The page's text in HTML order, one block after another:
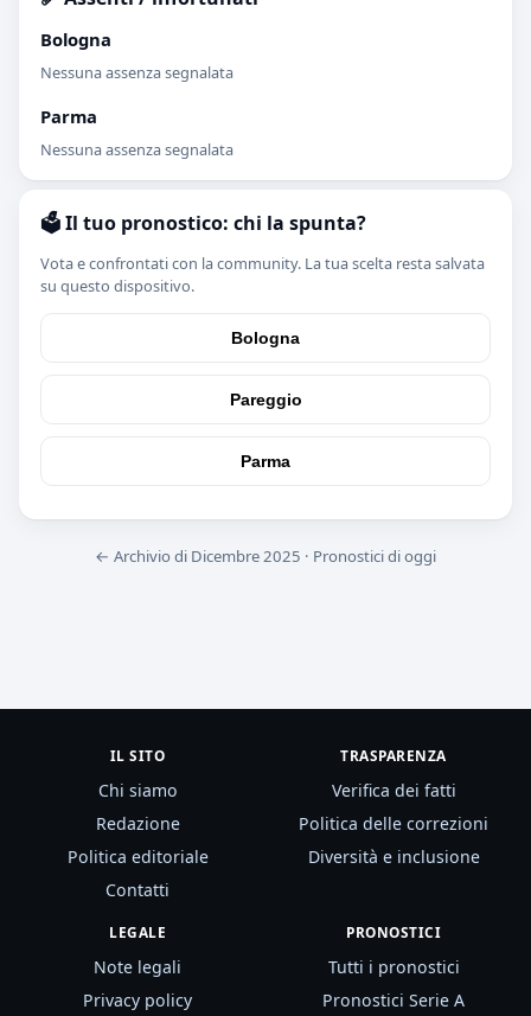
Bologna
Nessuna assenza segnalata
Parma
Nessuna assenza segnalata
🗳️ Il tuo pronostico: chi la spunta?
Vota e confrontati con la community. La tua scelta resta salvata
su questo dispositivo.
Bologna
Pareggio
Parma
← Archivio di Dicembre 2025 · Pronostici di oggi
IL SITO
Chi siamo
Redazione
Politica editoriale
Contatti
TRASPARENZA
Verifica dei fatti
Politica delle correzioni
Diversità e inclusione
LEGALE
Note legali
Privacy policy
PRONOSTICI
Tutti i pronostici
Pronostici Serie A